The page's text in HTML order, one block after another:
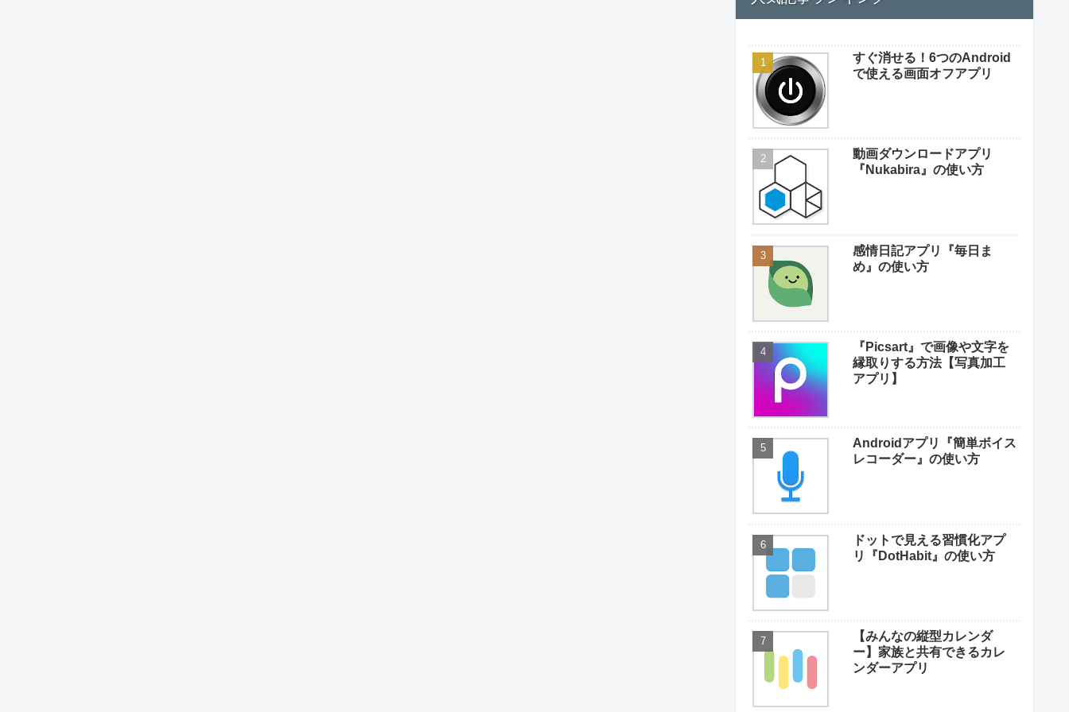
すぐ消せる！6つのAndroid
で使える画面オフアプリ
動画ダウンロードアプリ
『Nukabira』の使い方
感情日記アプリ『毎日ま
め』の使い方
『Picsart』で画像や文字を
縁取りする方法【写真加工
アプリ】
Androidアプリ『簡単ボイス
レコーダー』の使い方
ドットで見える習慣化アプ
リ『DotHabit』の使い方
【みんなの縦型カレンダ
ー】家族と共有できるカレ
ンダーアプリ